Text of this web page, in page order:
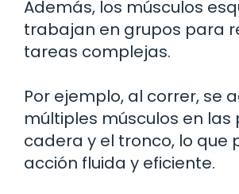
Además, los músculos
trabajan en grupos para
tareas complejas.
Por ejemplo, al correr, se
múltiples músculos en las
cadera y el tronco, lo que
acción fluida y eficiente.